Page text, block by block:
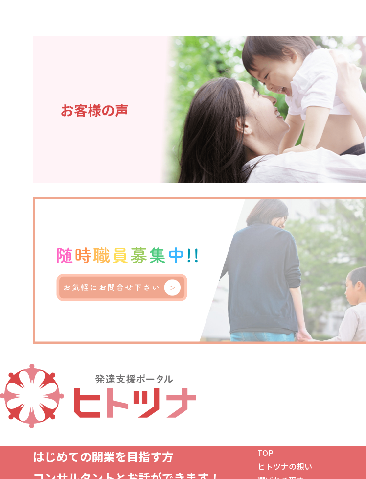
はじめての開業を目指す方
TOP
ヒトツナの想い